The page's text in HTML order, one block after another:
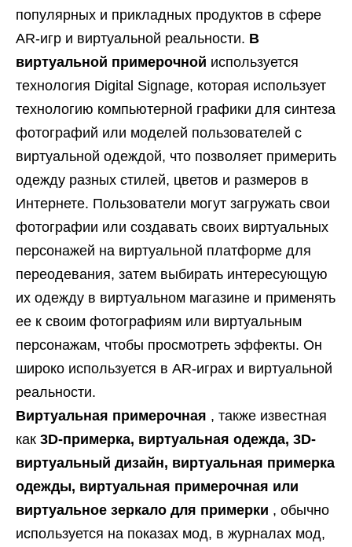
популярных и прикладных продуктов в сфере
AR-игр и виртуальной реальности. В
виртуальной примерочной используется
технология Digital Signage, которая использует
технологию компьютерной графики для синтеза
фотографий или моделей пользователей с
виртуальной одеждой, что позволяет примерить
одежду разных стилей, цветов и размеров в
Интернете. Пользователи могут загружать свои
фотографии или создавать своих виртуальных
персонажей на виртуальной платформе для
переодевания, затем выбирать интересующую
их одежду в виртуальном магазине и применять
ее к своим фотографиям или виртуальным
персонажам, чтобы просмотреть эффекты. Он
широко используется в AR-играх и виртуальной
реальности.
Виртуальная примерочная , также известная
как 3D-примерка, виртуальная одежда, 3D-
виртуальный дизайн, виртуальная примерка
одежды, виртуальная примерочная или
виртуальное зеркало для примерки , обычно
используется на показах мод, в журналах мод,